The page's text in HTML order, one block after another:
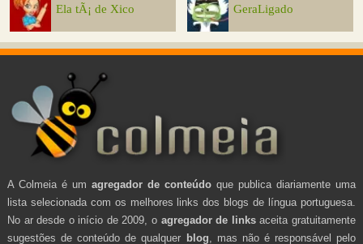
Ela tÃ¡ de Xico GeraLigado
A Colmeia é um agregador de conteúdo que publica diariamente uma
lista selecionada com os melhores links dos blogs de língua portuguesa.
No ar desde o início de 2009, o agregador de linksaceita gratuitamente
sugestões de conteúdo de qualquer blog , mas não é responsável pelo